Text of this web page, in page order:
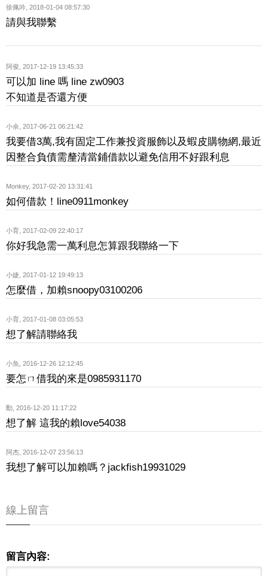
徐佩吟 2018-01-04 08:57:30
請與我聯繫
阿俊 2017-12-19 13:45:33
可以加 line 嗎 line zw0903
不知道是否還方便
小余 2017-06-21 06:21:42
我要借3萬,我有固定工作兼投資服飾以及蝦皮購物網,最近
因整合負債需釐清當鋪借款以避免信用不好跟利息
Monkey, 2017-02-20 13:31:41
如何借款！line0911monkey
小育 2017-02-09 22:40:17
你好我急需一萬利息怎算跟我聯絡一下
小婕 2017-01-12 19:49:13
怎麼借，加賴snoopy03100206
小育 2017-01-08 03:05:53
想了解請聯絡我
小魚 2016-12-26 12:12:45
要怎ㄇ借我的來是0985931170
勳 2016-12-20 11:17:22
想了解 這我的賴love54038
阿杰 2016-12-07 23:56:13
我想了解可以加賴嗎？jackfish19931029
線上留言
留言內容: